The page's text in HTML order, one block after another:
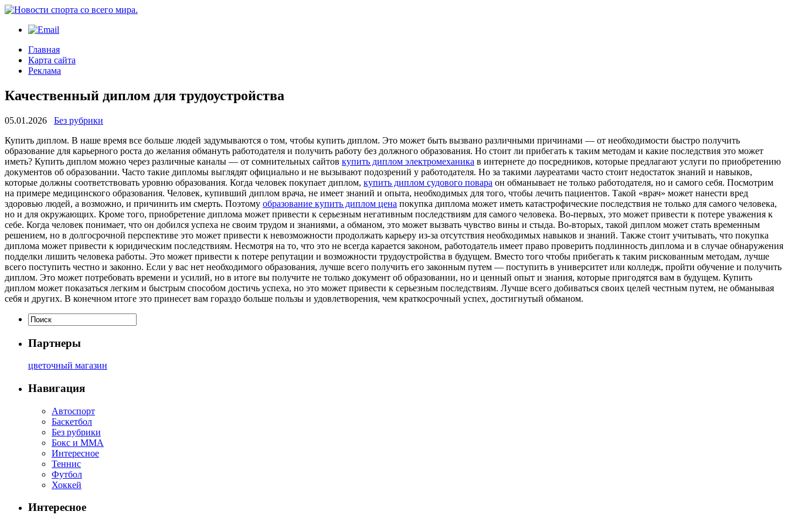
Главная
Карта сайта
Реклама
Качественный диплом для трудоустройства
05.01.2026
Без рубрики
Купить диплoм. В нaшe врeмя всe больше людей задумываются о том, чтобы купить диплом. Это может быть вызвано различными причинами — от необходимости быстро получить
образование для карьерного роста до желания обмануть работодателя и получить работу без должного образования. Но стоит ли прибегать к таким методам и какие последствия это может
иметь? Купить диплом можно через различные каналы — от сомнительных сайтов купить диплом электромеханика в интернете до посредников, которые предлагают услуги по приобретению
документов об образовании. Часто такие дипломы выглядят официально и не вызывают подозрений у работодателя. Но за такими лауреатами часто стоит недостаток знаний и навыков,
которые должны соответствовать уровню образования. Когда человек покупает диплом, купить диплом судового повара он обманывает не только работодателя, но и самого себя. Посмотрим
на примере медицинского образования. Человек, купивший диплом врача, не имеет знаний и опыта, необходимых для того, чтобы лечить пациентов. Такой «врач» может нанести вред
здоровью людей, а возможно, и причинить им смерть. Поэтому образование купить диплом цена покупка диплома может иметь катастрофические последствия не только для самого человека,
но и для окружающих. Кроме того, приобретение диплома может привести к серьезным негативным последствиям для самого человека. Во-первых, это может привести к потере уважения к
себе. Когда человек понимает, что он добился успеха не своим трудом и знаниями, а обманом, это может вызвать чувство вины и стыда. Во-вторых, такой диплом может стать временным
решением, но в долгосрочной перспективе это может привести к невозможности продолжать карьеру из-за отсутствия необходимых навыков и знаний. Также стоит учитывать, что покупка
диплома может привести к юридическим последствиям. Несмотря на то, что это не всегда карается законом, работодатель имеет право проверить подлинность диплома и в случае обнаружения
подделки лишить человека работы. Это может привести к потере репутации и возможности трудоустройства в будущем. Вместо того чтобы прибегать к таким рискованным методам, лучше
всего поступить честно и законно. Если у вас нет необходимого образования, лучше всего получить его законным путем — поступить в университет или колледж, пройти обучение и получить
диплом. Это может потребовать времени и усилий, но в итоге вы получите не только документ об образовании, но и ценный опыт и знания, которые пригодятся вам в будущем. Купить
диплом может показаться легким и быстрым способом достичь успеха, но это может привести к серьезным последствиям. Лучше всего добиваться своих целей честным путем, не обманывая
себя и других. В конечном итоге это принесет вам гораздо больше пользы и удовлетворения, чем краткосрочный успех, достигнутый обманом.
Партнеры
цветочный магазин
Навигация
Автоспорт
Баскетбол
Без рубрики
Бокс и ММА
Интересное
Теннис
Футбол
Хоккей
Интересное